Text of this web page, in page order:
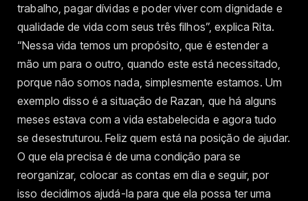
trabalho, pagar dívidas e poder viver com dignidade e
qualidade de vida com seus três filhos”, explica Rita.
“Nessa vida temos um propósito, que é estender a
mão um para o outro, quando este está necessitado,
porque não somos nada, simplesmente estamos. Um
exemplo disso é a situação de Razan, que há alguns
meses estava com a vida estabelecida e agora tudo
se desestruturou. Feliz quem está na posição de ajudar.
O que ela precisa é de uma condição para se
reorganizar, colocar as contas em dia e seguir, por
isso decidimos ajudá-la para que ela possa ter uma